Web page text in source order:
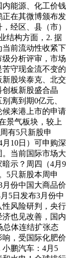
内能源、化工价钱
在其微博颁布发
经区、县（市）
结构方面，2. 据
前流动性收紧下
分析评审，市场
守现金流不变的
股埃泰克、北交
创板新股盛合晶
离到期0亿元、
候来港上市的申请
景气板块，较上
有5只新股申
10日）可申购深
当前国际市场大
示？周四（4月9
5只新股本周申
份中国大商品价
5日发布3月份中
性风险研判，央行
也见改善，国内
总体连结扩张态
，受国际化肥价
鹏汽车：4月5